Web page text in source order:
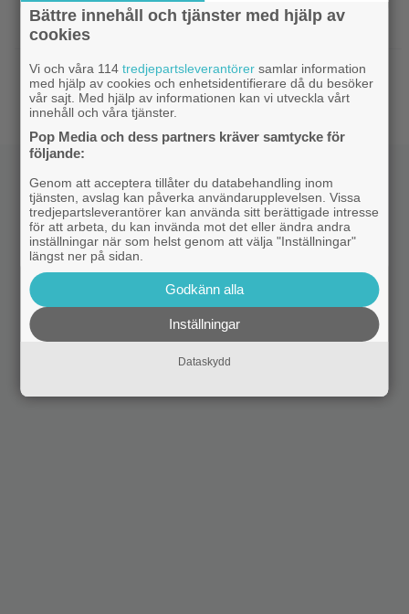
Netflix|Nu på Netflix: Tidlös krigsklassiker från
1961 fick fullpott
Klassiker| ”Hajen” i topp när Empires läsare
korar tidernas 100 bästa filmer
Bättre innehåll och tjänster med hjälp av
cookies
Vi och våra 114tredjepartsleverantörer samlar information
med hjälp av cookies och enhetsidentifierare då du besöker
vår sajt. Med hjälp av informationen kan vi utveckla vårt
innehåll och våra tjänster.
Pop Media och dess partners kräver samtycke för
följande:
Genom att acceptera tillåter du databehandling inom
tjänsten, avslag kan påverka användarupplevelsen. Vissa
tredjepartsleverantörer kan använda sitt berättigade intresse
för att arbeta, du kan invända mot det eller ändra andra
inställningar när som helst genom att välja "Inställningar"
längst ner på sidan.
Godkänn alla
Inställningar
Dataskydd